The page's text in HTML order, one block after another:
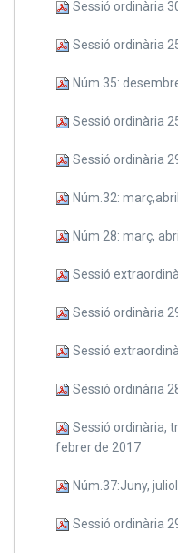
Sessió ordinària
Sessió ordinària
Núm.35:
Sessió ordinària
Sessió ordinària
Núm.32:
Núm 28: març,
Sessió
Sessió ordinària
Sessió
Sessió ordinària
Sessió ordinària,
febrer de 2017
Núm.37:Juny,
Sessió ordinària